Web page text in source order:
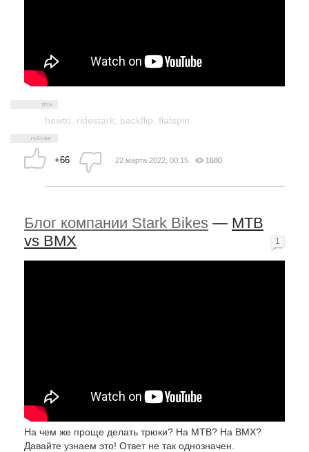
howto ridestark backflip flatspin
+66 22 марта 2022, 00:15 1680
Блог компании Stark Bikes — MTB
vs BMX
На чем же проще делать трюки? На MTB? На BMX?
Давайте узнаем это! Ответ не так однозначен.
1